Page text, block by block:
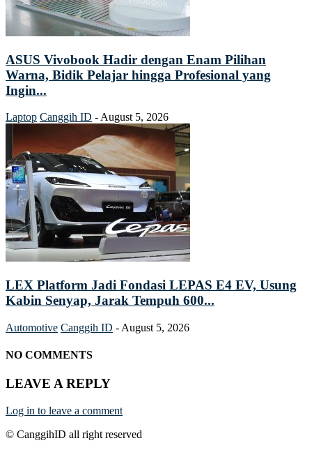
ASUS Vivobook Hadir dengan Enam Pilihan
Warna, Bidik Pelajar hingga Profesional yang
Ingin...
Laptop Canggih ID - August 5, 2026
LEX Platform Jadi Fondasi LEPAS E4 EV, Usung
Kabin Senyap, Jarak Tempuh 600...
Automotive Canggih ID - August 5, 2026
NO COMMENTS
LEAVE A REPLY
Log in to leave a comment
© CanggihID all right reserved